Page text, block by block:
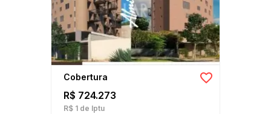
Cobertura
R$ 724.273
R$ 1 de Iptu